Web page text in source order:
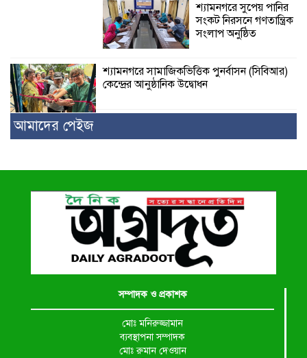
শ্যামনগরে সুপেয় পানির
সংকট নিরসনে গণতান্ত্রিক
সংলাপ অনুষ্ঠিত
শ্যামনগরে সামাজিকভিত্তিক পুনর্বাসন (সিবিআর)
কেন্দ্রের আনুষ্ঠানিক উদ্বোধন
আমাদের পেইজ
সম্পাদক ও প্রকাশক
মোঃ মনিরুজ্জামান
ব্যবস্থাপনা সম্পাদক
মোঃ রুমান দেওয়ান